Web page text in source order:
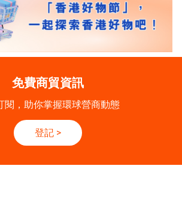
免費商貿資訊
閱，助你掌握環球營商動態
登記 >